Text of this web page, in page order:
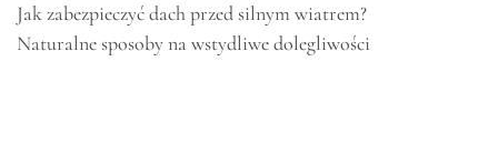
Jak zabezpieczyć dach przed silnym wiatrem?
Naturalne sposoby na wstydliwe dolegliwości